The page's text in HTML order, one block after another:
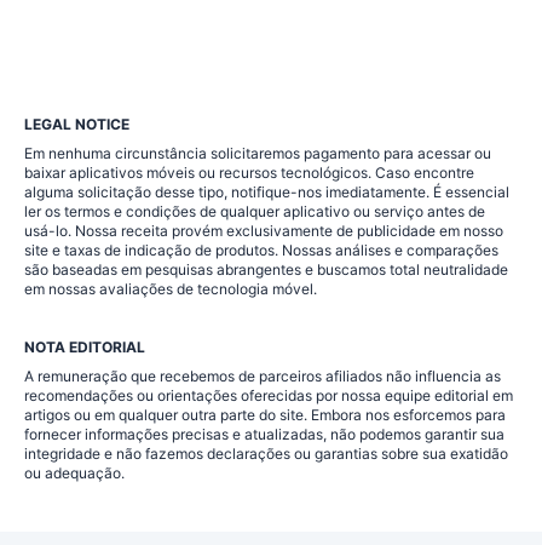
LEGAL NOTICE
Em nenhuma circunstância solicitaremos pagamento para acessar ou
baixar aplicativos móveis ou recursos tecnológicos. Caso encontre
alguma solicitação desse tipo, notifique-nos imediatamente. É essencial
ler os termos e condições de qualquer aplicativo ou serviço antes de
usá-lo. Nossa receita provém exclusivamente de publicidade em nosso
site e taxas de indicação de produtos. Nossas análises e comparações
são baseadas em pesquisas abrangentes e buscamos total neutralidade
em nossas avaliações de tecnologia móvel.
NOTA EDITORIAL
A remuneração que recebemos de parceiros afiliados não influencia as
recomendações ou orientações oferecidas por nossa equipe editorial em
artigos ou em qualquer outra parte do site. Embora nos esforcemos para
fornecer informações precisas e atualizadas, não podemos garantir sua
integridade e não fazemos declarações ou garantias sobre sua exatidão
ou adequação.